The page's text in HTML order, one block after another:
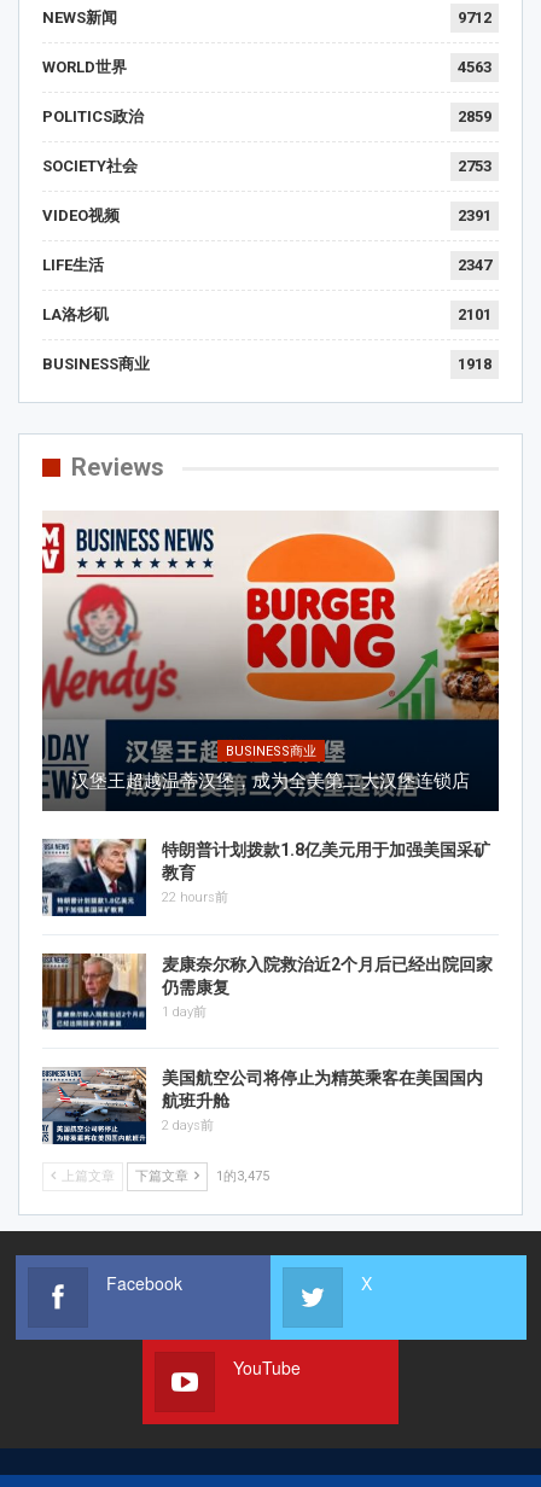
NEWS新闻 9712
WORLD世界 4563
POLITICS政治 2859
SOCIETY社会 2753
VIDEO视频 2391
LIFE生活 2347
LA洛杉矶 2101
BUSINESS商业 1918
Reviews
BUSINESS商业
汉堡王超越温蒂汉堡，成为全美第二大汉堡连锁店
特朗普计划拨款1.8亿美元用于加强美国采矿
教育
22 hours前
麦康奈尔称入院救治近2个月后已经出院回家
仍需康复
1 day前
美国航空公司将停止为精英乘客在美国国内
航班升舱
2 days前
上篇文章 下篇文章 1的3,475
Facebook X
YouTube